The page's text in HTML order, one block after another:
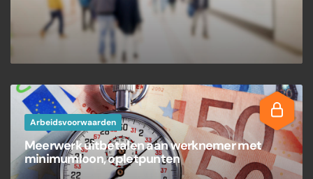
Arbeidsvoorwaarden
Meerwerk uitbetalen aan werknemer met
minimumloon, opletpunten